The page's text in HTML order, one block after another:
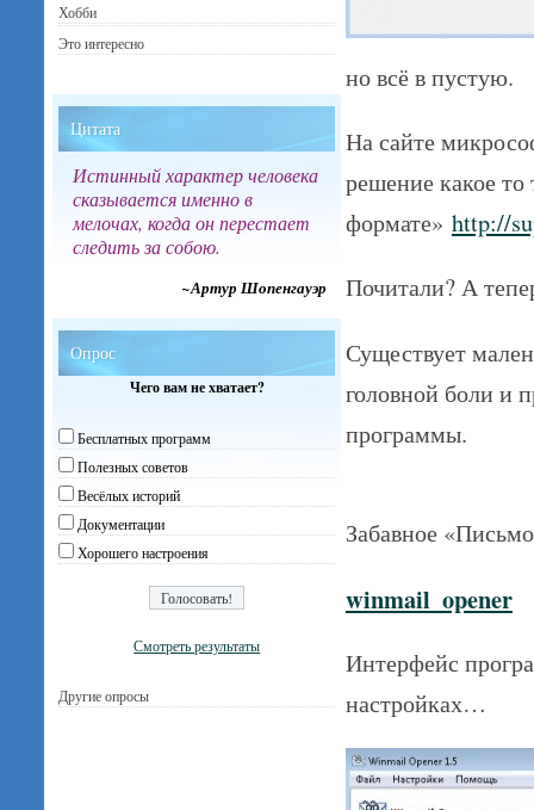
но всё в пустую.
На сайте
решение какое
формате» http://
Почитали? А
Существует
головной боли и
программы.
Забавное
winmail_opener
Интерфейс
настройках…
Хобби
Это интересно
Цитата
Истинный характер человека
сказывается именно в
мелочах, когда он перестает
следить за собою.
~Артур Шопенгауэр
Опрос
Чего вам не хватает?
Бесплатных программ
Полезных советов
Весёлых историй
Документации
Хорошего настроения
Смотреть результаты
Другие опросы